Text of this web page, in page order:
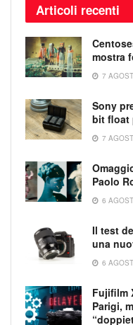
Articoli recenti
mostra
7
Sony
bit float
7
Paolo
6
Il test
una
6
Fujifilm
Parigi,